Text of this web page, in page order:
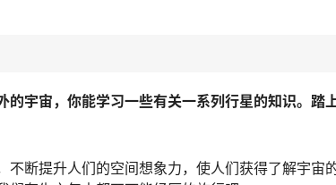
宇宙，你能学习一些有关一系列行星的知识。踏
断提升人们的空间想象力，使人们获得了解宇宙